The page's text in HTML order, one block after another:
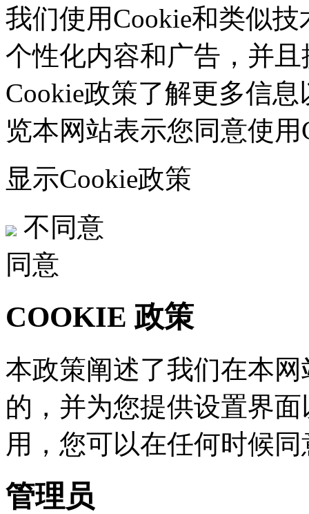
我们使用Cookie和类似技
个性化内容和广告，并
Cookie政策了解更多信
览本网站表示您同意使用
显示Cookie政策
不同意
同意
COOKIE 政策
本政策阐述了我们在本
的，并为您提供设置
用，您可以在任何时候
管理员